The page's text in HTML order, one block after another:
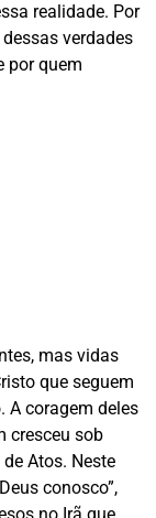
realidade. Por
verdades
por quem
mas vidas
que seguem
A coragem deles
cresceu sob
Atos. Neste
conosco”,